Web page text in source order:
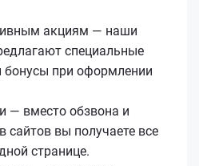
акциям — наши
специальные
бонусы при оформлении
— вместо обзвона и
сайтов вы получаете все
странице.